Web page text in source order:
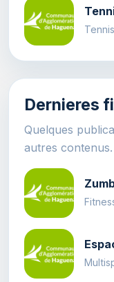
Tennis
Dernieres
Quelques
autres contenus.